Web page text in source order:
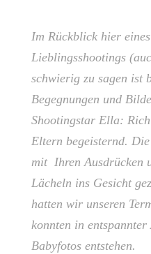
Im Rückblick hier
Lieblingsshootings
schwierig zu sagen ist
Begegnungen und
Shootingstar Ella:
Eltern begeisternd.
mit Ihren Ausdrücken
Lächeln ins Gesicht
hatten wir unseren
konnten in
Babyfotos entstehen.